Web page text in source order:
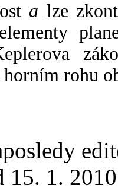
a lze
rohu
15. 1.